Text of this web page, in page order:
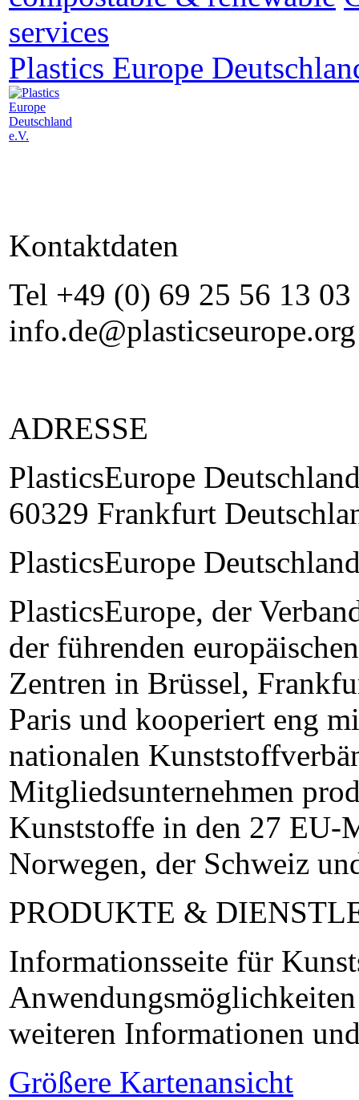
services
Plastics Europe
Kontaktdaten
Tel +49 (0) 69 25 56 13
ADRESSE
PlasticsEurope
60329 Frankfurt
PlasticsEurope
PlasticsEurope, der
der führenden
Zentren in Brüssel,
Paris und kooperiert eng
nationalen
Mitgliedsunternehmen
Kunststoffe in den 27 EU-
Norwegen, der Schweiz
PRODUKTE &
Informationsseite für
weiteren Informationen
Größere Kartenansicht